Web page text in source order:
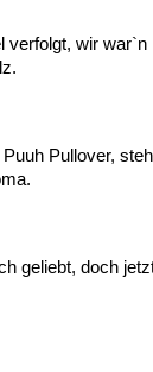
verfolgt, wir war`n
Pullover, steh
geliebt, doch